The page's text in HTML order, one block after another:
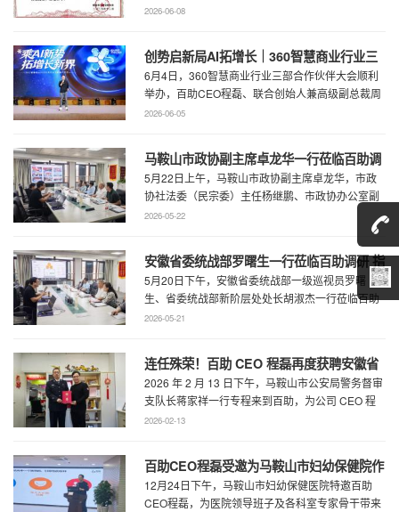
召开。...
2026-06-08
创势启新局AI拓增长｜360智慧商业行业三
部合作伙伴大会圆满召开
6月4日，360智慧商业行业三部合作伙伴大会顺利
举办，百助CEO程磊、联合创始人兼高级副总裁周
慧受邀参会，与360集团副总裁黄剑及行业各合作
2026-06-05
马鞍山市政协副主席卓龙华一行莅临百助调
研指导工作
5月22日上午，马鞍山市政协副主席卓龙华，市政
协社法委（民宗委）主任杨继鹏、市政协办公室副
主任何慧、市政协专委会综合五科副科长 ...
2026-05-22
安徽省委统战部罗曙生一行莅临百助调研 指
导新阶层人士工作
5月20日下午，安徽省委统战部一级巡视员罗曙
生、省委统战部新阶层处处长胡淑杰一行莅临百助
走访调研，马鞍山市委统战部副部长王林陪 ...
2026-05-21
连任殊荣！百助 CEO 程磊再度获聘安徽省
公安厅党风政风警风监督员
2026 年 2 月 13 日下午，马鞍山市公安局警务督审
支队长蒋家祥一行专程来到百助，为公司 CEO 程
磊现场颁发安徽省公安厅党风 ...
2026-02-13
百助CEO程磊受邀为马鞍山市妇幼保健院作
专题演讲 共绘“超越医疗”发展新蓝图
12月24日下午，马鞍山市妇幼保健医院特邀百助
CEO程磊，为医院领导班子及各科室专家骨干带来